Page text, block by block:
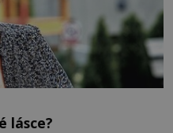
lásce?